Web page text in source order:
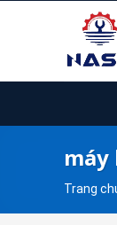
máy
Trang